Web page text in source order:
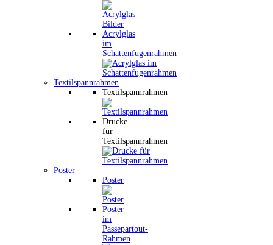
Acrylglas
im
Schattenfugenrahmen
Textilspannrahmen
Textilspannrahmen
Drucke
für
Textilspannrahmen
Poster
Poster
Poster
im
Passepartout-
Rahmen